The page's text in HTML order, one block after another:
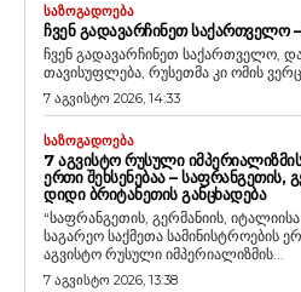
ᲡᲐᲖᲝᲒᲐᲓᲝᲔᲑᲐ
ᲩᲕᲔᲜ ᲒᲐᲓᲐᲕᲐᲠᲩᲘᲜᲔᲗ ᲡᲐᲥᲐᲠᲗᲕᲔᲚᲝ
ჩვენ გადავარჩინეთ საქართველო,
თავისუფლება, რუსეთმა კი ომის
7 აგვისტო 2026, 14:33
ᲡᲐᲖᲝᲒᲐᲓᲝᲔᲑᲐ
7 ᲐᲒᲕᲘᲡᲢᲝ ᲠᲣᲡᲣᲚᲘ
ᲔᲠᲗᲘ ᲨᲔᲮᲡᲔᲜᲔᲑᲐᲐ – ᲡᲐᲤᲠᲐᲜᲒᲔᲗᲘᲡ,
ᲓᲘᲓᲘ ᲑᲠᲘᲢᲐᲜᲔᲗᲘᲡ ᲒᲐᲜᲪᲮᲐᲓᲔᲑᲐ
“საფრანგეთის, გერმანიის,
საგარეო საქმეთა სამინისტროების
აგვისტო რუსული იმპერიალიზმის...
7 აგვისტო 2026, 13:38